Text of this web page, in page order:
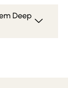
Deep